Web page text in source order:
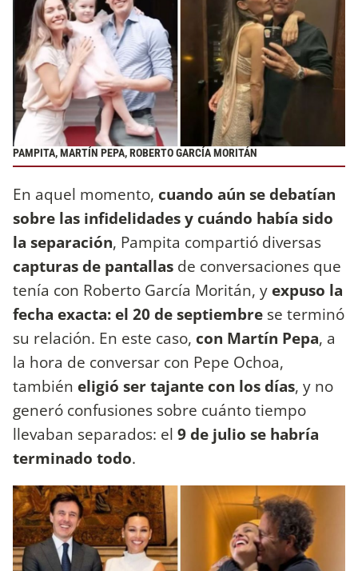
PAMPITA, MARTÍN PEPA, ROBERTO GARCÍA MORITÁN
En aquel momento, cuando aún se debatían
sobre las infidelidades y cuándo había sido
la separación, Pampita compartió diversas
capturas de pantallas de conversaciones que
tenía con Roberto García Moritán, y expuso la
fecha exacta: el 20 de septiembre se terminó
su relación. En este caso, con Martín Pepa, a
la hora de conversar con Pepe Ochoa,
también eligió ser tajante con los días, y no
generó confusiones sobre cuánto tiempo
llevaban separados: el 9 de julio se habría
terminado todo.